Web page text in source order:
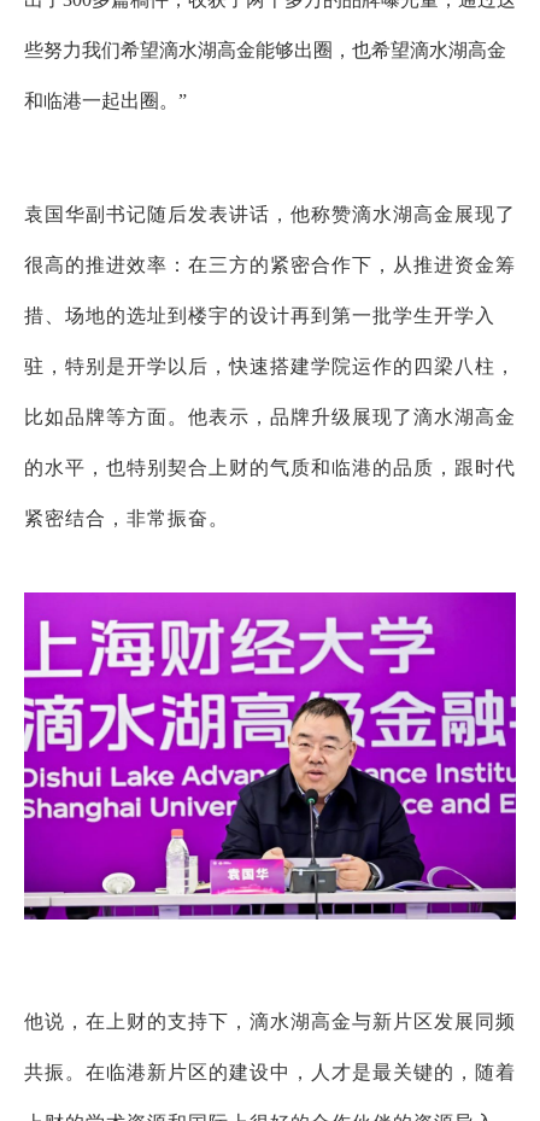
些努力我们希望滴水湖高金能够出圈，也希望滴水湖高金
和临港一起出圈 。 ”
袁国华副书记随后发表讲话，他称赞滴水湖高金展现了
很高的推进效率：在三方的紧密合作下，从推进资金筹
措、场地的选址到楼宇的设计再到第一批学生开学入
驻，特别是开学以后，快速搭建学院运作的四梁八柱，
比如品牌等方面。他表示， 品牌升级展现了滴水湖高金
的水平，也特别契合上财的气质和临港的品质，跟时代
紧密结合，非常振奋 。
他说，在上财的支持下，滴水湖高金与新片区发展 同频
共振 。在临港新片区的建设中，人才是最关键的，随着